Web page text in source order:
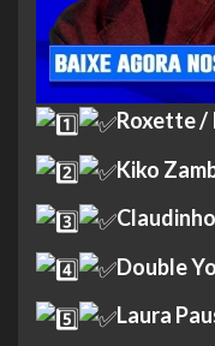
Roxette /
Kiko
Double
Laura